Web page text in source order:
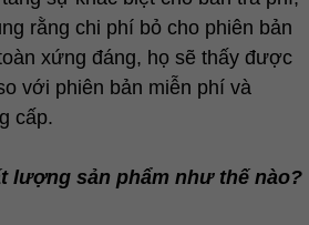
rằng chi phí bỏ cho phiên bản
xứng đáng, họ sẽ thấy được
với phiên bản miễn phí và
cấp.
lượng sản phẩm như thế nào?